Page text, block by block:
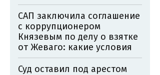
САП заключила соглашение
с коррупционером
Князевым по делу о взятке
от Жеваго: какие условия
Суд оставил под арестом